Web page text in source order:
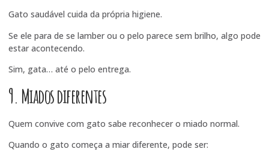
Gato saudável cuida da própria higiene.
Se ele para de se lamber ou o pelo parece sem brilho, algo pode
estar acontecendo.
Sim, gata… até o pelo entrega.
9. Miados diferentes
Quem convive com gato sabe reconhecer o miado normal.
Quando o gato começa a miar diferente, pode ser: